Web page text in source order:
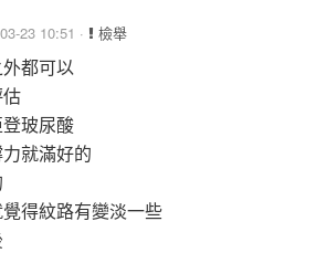
23 10:51 · 檢舉
都可以
玻尿酸
就滿好的
得紋路有變淡一些